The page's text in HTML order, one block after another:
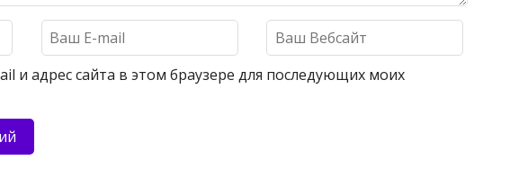
и адрес сайта в этом браузере для последующих моих